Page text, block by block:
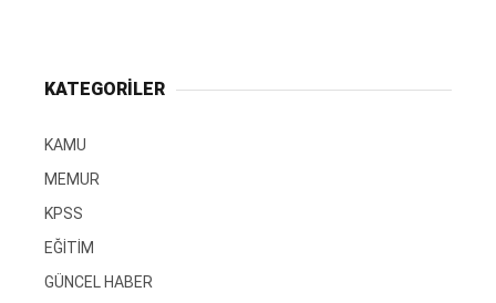
KATEGORİLER
KAMU
MEMUR
KPSS
EĞİTİM
GÜNCEL HABER